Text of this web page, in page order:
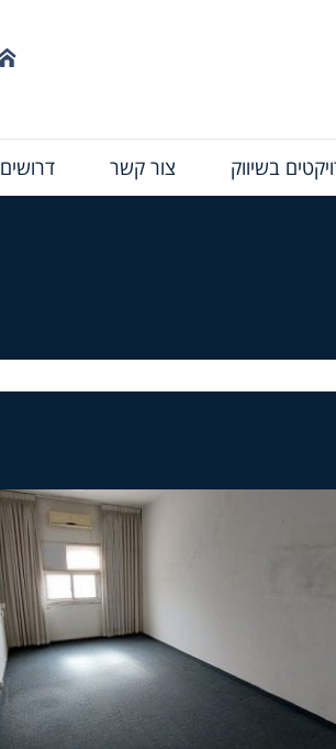
בשיווק צור קשר דרושים